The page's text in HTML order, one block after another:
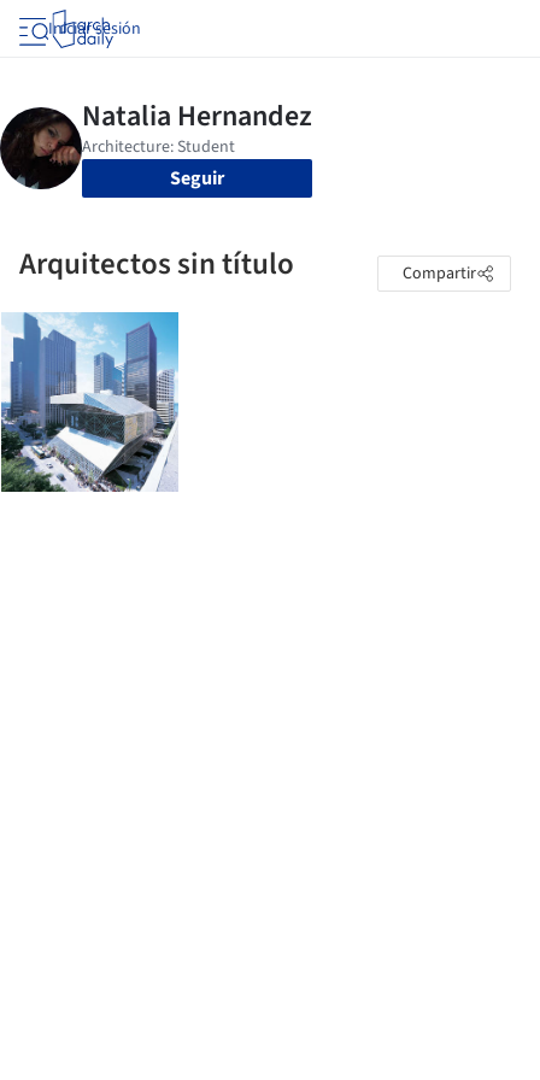
Iniciar sesión
Seguir
Arquitectos sin título Compartir